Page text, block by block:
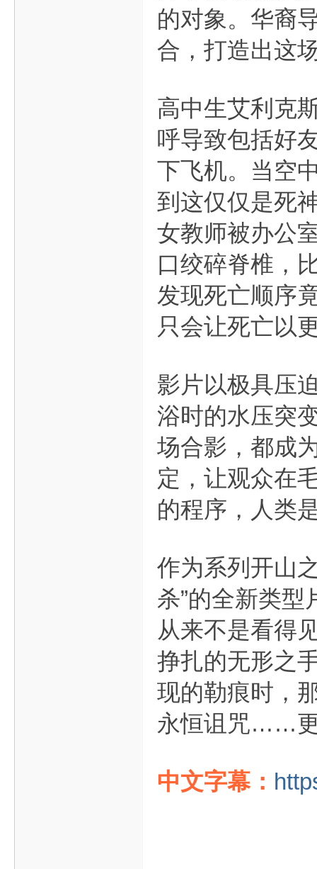
的对象。华裔
合，打造出这
高中生艾利克
呼导致包括好
下飞机。当空
到这仅仅是死
女教师被办公
口绞碎脊椎，
发现死亡顺序
只会让死亡以
影片以极具压
浴时的水压突
场合影，都成
定，让观众在
的程序，人类
作为系列开山
杀”的全新类
从来不是看得
挣扎的无形之
现的勒痕时，
永恒诅咒……
中文字幕：